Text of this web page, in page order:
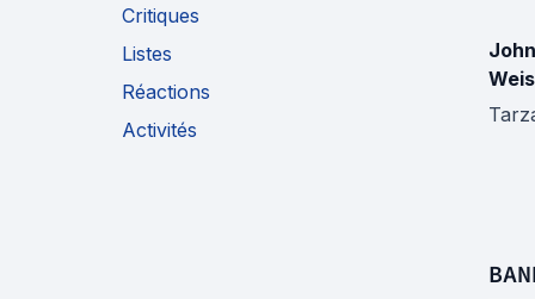
Critiques
Listes
Réactions
Activités